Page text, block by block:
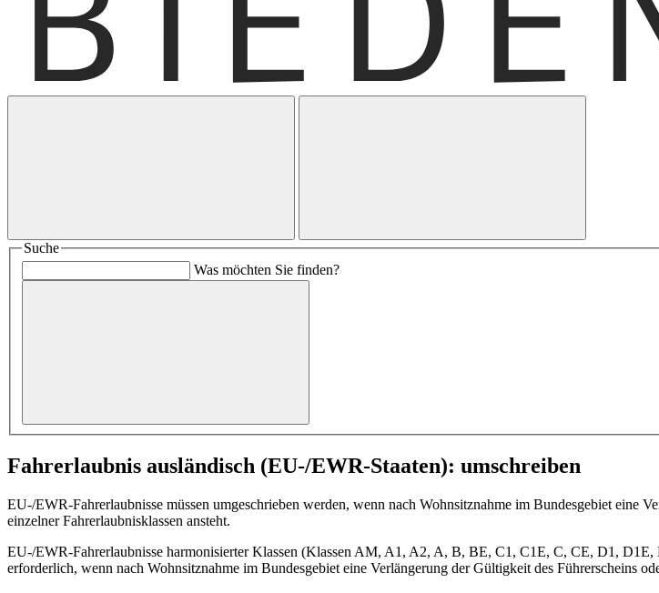
Suche
Was möchten Sie finden?
Fahrerlaubnis ausländisch (EU-/EWR-Staaten): umschreiben
EU-/EWR-Fahrerlaubnisse müssen umgeschrieben werden, wenn nach Wohnsitznahme im Bundesgebiet eine
einzelner Fahrerlaubnisklassen ansteht.
EU-/EWR-Fahrerlaubnisse harmonisierter Klassen (Klassen AM, A1, A2, A, B, BE, C1, C1E, C, CE, D1,
erforderlich, wenn nach Wohnsitznahme im Bundesgebiet eine Verlängerung der Gültigkeit des Führerscheins